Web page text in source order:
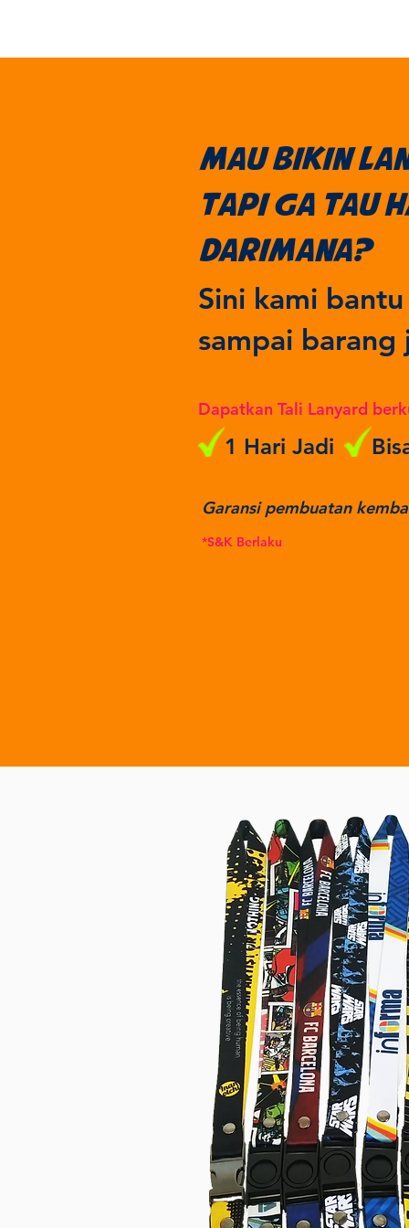
mau bikin
Tapi ga tau
darimana?
Sini kami
sampai barang
Dapatkan Tali Lanyard
1 Hari Jadi
Garansi pembuatan
*S&K Berlaku